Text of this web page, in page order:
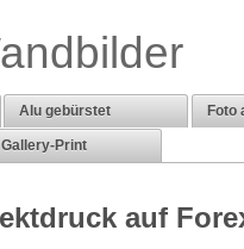
Alu gebürstet Foto
Gallery-Print
auf